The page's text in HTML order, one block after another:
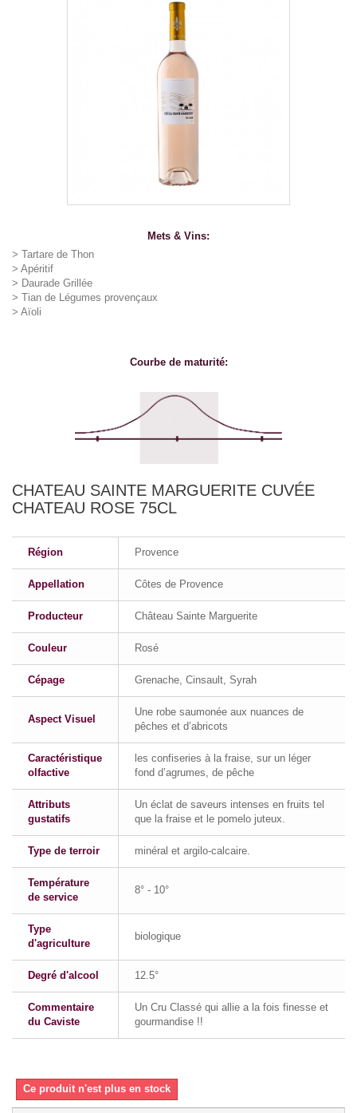
Mets & Vins:
> Tartare de Thon
> Apéritif
> Daurade Grillée
> Tian de Légumes provençaux
> Aïoli
Courbe de maturité:
CHATEAU SAINTE MARGUERITE CUVÉE
CHATEAU ROSE 75CL
Région Provence
Appellation Côtes de Provence
Producteur Château Sainte Marguerite
Couleur Rosé
Cépage Grenache, Cinsault, Syrah
Aspect Visuel
Une robe saumonée aux nuances de
pêches et d’abricots
Caractéristique
olfactive
les confiseries à la fraise, sur un léger
fond d’agrumes, de pêche
Attributs
gustatifs
Un éclat de saveurs intenses en fruits tel
que la fraise et le pomelo juteux.
Type de terroir minéral et argilo-calcaire.
Température
de service
8° - 10°
Type
d'agriculture
biologique
Degré d'alcool 12.5°
Commentaire
du Caviste
Un Cru Classé qui allie a la fois finesse et
gourmandise !!
Ce produit n'est plus en stock